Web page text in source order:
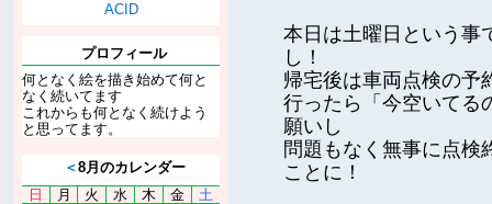
ACID
プロフィール
何となく絵を描き始めて何と
なく続いてます
これからも何となく続けよう
と思ってます。
＜8月のカレンダー
日
月 火 水 木 金
土
本日は土曜日という事
し！
帰宅後は車両点検の予
行ったら「今空いてる
願いし
問題もなく無事に点検
ことに！